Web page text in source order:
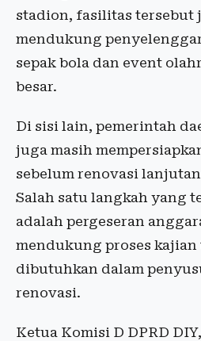
stadion, fasilitas tersebut
mendukung
sepak bola dan event
besar.
Di sisi lain, pemerintah
juga masih
sebelum renovasi
Salah satu langkah yang
adalah pergeseran
mendukung proses
dibutuhkan dalam
renovasi.
Ketua Komisi D DPRD